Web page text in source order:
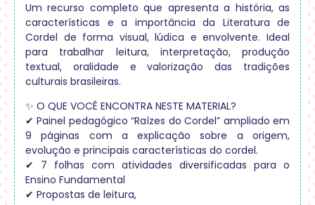
Um recurso completo que apresenta a história, as
características e a importância da Literatura de
Cordel de forma visual, lúdica e envolvente. Ideal
para trabalhar leitura, interpretação, produção
textual, oralidade e valorização das tradições
culturais brasileiras.
✨ O QUE VOCÊ ENCONTRA NESTE MATERIAL?
✔ Painel pedagógico “Raízes do Cordel” ampliado em
9 páginas com a explicação sobre a origem,
evolução e principais características do cordel.
✔ 7 folhas com atividades diversificadas para o
Ensino Fundamental
✔ Propostas de leitura,